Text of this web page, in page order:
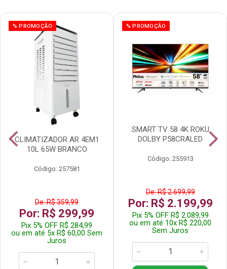
% PROMOÇÃO
CLIMATIZADOR AR 4EM1
10L 65W BRANCO
Código: 257581
De: R$ 359,99
Por: R$ 299,99
Pix 5% OFF R$ 284,99
ou em até 5x R$ 60,00 Sem
Juros
% PROMOÇÃO
SMART TV 58 4K ROKU
DOLBY P58CRALED
Código: 255913
De: R$ 2.699,99
Por: R$ 2.199,99
Pix 5% OFF R$ 2.089,99
ou em até 10x R$ 220,00
Sem Juros